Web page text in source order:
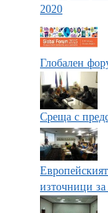
2020
Глобален
Среща с
източници